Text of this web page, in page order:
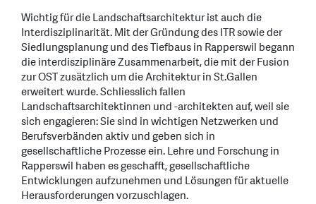
Wichtig für die Landschaftsarchitektur ist auch die
Interdisziplinarität. Mit der Gründung des ITR sowie der
Siedlungsplanung und des Tiefbaus in Rapperswil begann
die interdisziplinäre Zusammenarbeit, die mit der Fusion
zur OST zusätzlich um die Architektur in St.Gallen
erweitert wurde. Schliesslich fallen
Landschaftsarchitektinnen und -architekten auf, weil sie
sich engagieren: Sie sind in wichtigen Netzwerken und
Berufsverbänden aktiv und geben sich in
gesellschaftliche Prozesse ein. Lehre und Forschung in
Rapperswil haben es geschafft, gesellschaftliche
Entwicklungen aufzunehmen und Lösungen für aktuelle
Herausforderungen vorzuschlagen.